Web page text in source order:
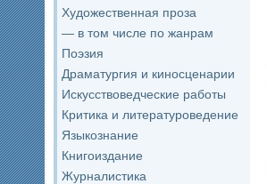
Художественная проза
— в том числе по жанрам
Поэзия
Драматургия и киносценарии
Искусствоведческие работы
Критика и литературоведение
Языкознание
Книгоиздание
Журналистика